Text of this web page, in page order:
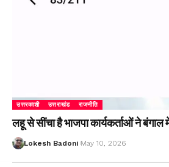
उत्तरकाशी उत्तराखंड राजनीति
लहू से सींचा है भाजपा कार्यकर्ताओं ने
Lokesh Badoni May 10, 2026